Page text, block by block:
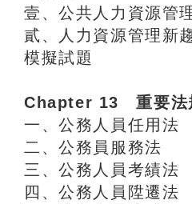
壹、公共人力資源管
貳、人力資源管理新
模擬試題
Chapter 13 重要法
一、公務人員任用法
二、公務員服務法
三、公務人員考績法
四、公務人員陞遷法